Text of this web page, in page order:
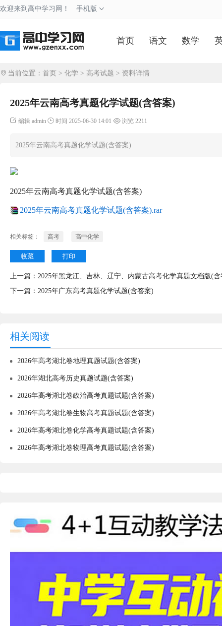
欢迎来到高中学习网！ 手机版
首页 语文 数学
当前位置： 首页 > 化学 > 高考试题 > 资料详情
2025年云南高考真题化学试题(含答案)
编辑 admin 时间 2025-06-30 14:01 浏览 2211
2025年云南高考真题化学试题(含答案)
2025年云南高考真题化学试题(含答案)
2025年云南高考真题化学试题(含答案).rar
相关标签： 高考 高中化学
收藏 打印
上一篇： 2025年黑龙江、吉林、辽宁、内蒙古高考化学真题文档版(
下一篇： 2025年广东高考真题化学试题(含答案)
相关阅读
2026年高考湖北卷地理真题试题(含答案)
2026年湖北高考历史真题试题(含答案)
2026年高考湖北卷政治高考真题试题(含答案)
2026年高考湖北卷生物高考真题试题(含答案)
2026年高考湖北卷化学高考真题试题(含答案)
2026年高考湖北卷物理高考真题试题(含答案)